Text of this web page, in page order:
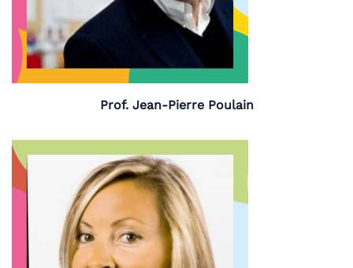
Prof. Jean-Pierre Poulain